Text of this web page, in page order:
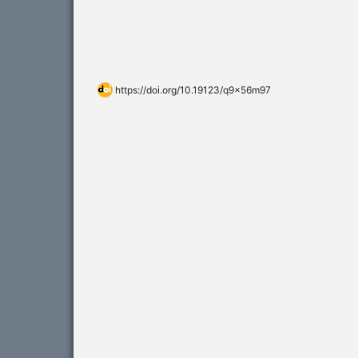
https://doi.org/10.19123/q9x56m97